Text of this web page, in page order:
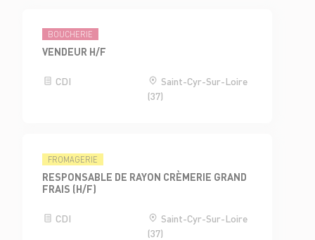
BOUCHERIE
VENDEUR H/F
CDI
Saint-Cyr-Sur-Loire
(37)
FROMAGERIE
RESPONSABLE DE RAYON CRÈMERIE GRAND
FRAIS (H/F)
CDI
Saint-Cyr-Sur-Loire
(37)